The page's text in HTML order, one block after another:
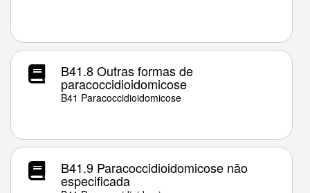
B41.8 Outras formas de
paracoccidioidomicose
B41 Paracoccidioidomicose
B41.9 Paracoccidioidomicose não
especificada